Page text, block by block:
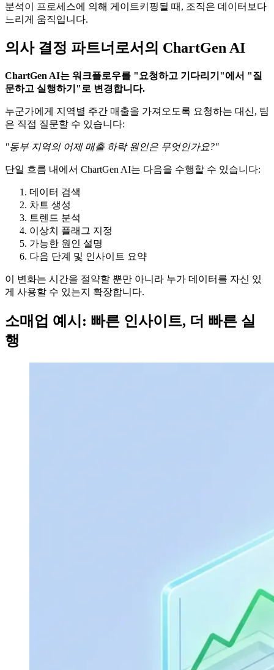
분석이 프로세스에 의해 게이트키핑될 때, 조직은 데이터보다
느리게 움직입니다.
의사 결정 파트너로서의 ChartGen AI
ChartGen AI는 워크플로우를 "요청하고 기다리기"에서 "질
문하고 실행하기"로 변경합니다.
누군가에게 지역별 주간 매출을 가져오도록 요청하는 대신, 팀
은 직접 질문할 수 있습니다:
"동부 지역의 어제 매출 하락 원인은 무엇인가요?"
단일 흐름 내에서 ChartGen AI는 다음을 수행할 수 있습니다:
데이터 검색
차트 생성
트렌드 분석
이상치 플래그 지정
가능한 원인 설명
다음 단계 및 인사이트 요약
이 변화는 시간을 절약할 뿐만 아니라 누가 데이터를 자신 있
게 사용할 수 있는지 확장합니다.
소매업 예시: 빠른 인사이트, 더 빠른 실
행